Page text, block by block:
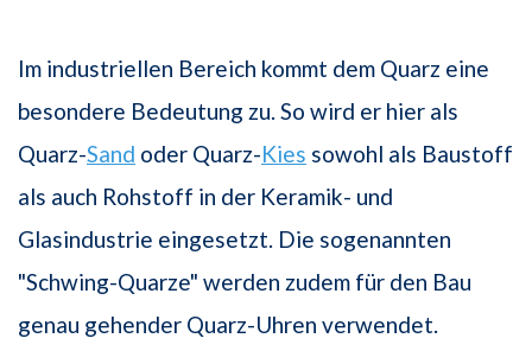
Im industriellen Bereich kommt dem Quarz eine
besondere Bedeutung zu. So wird er hier als
Quarz-Sand oder Quarz-Kies sowohl als Baustoff
als auch Rohstoff in der Keramik- und
Glasindustrie eingesetzt. Die sogenannten
"Schwing-Quarze" werden zudem für den Bau
genau gehender Quarz-Uhren verwendet.